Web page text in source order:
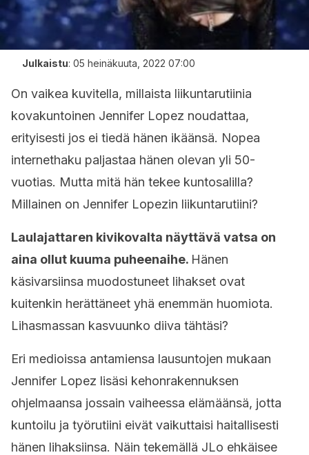
Julkaistu: 05 heinäkuuta, 2022 07:00
On vaikea kuvitella, millaista liikuntarutiinia
kovakuntoinen Jennifer Lopez noudattaa,
erityisesti jos ei tiedä hänen ikäänsä. Nopea
internethaku paljastaa hänen olevan yli 50-
vuotias. Mutta mitä hän tekee kuntosalilla?
Millainen on Jennifer Lopezin liikuntarutiini?
Laulajattaren kivikovalta näyttävä vatsa on
aina ollut kuuma puheenaihe. Hänen
käsivarsiinsa muodostuneet lihakset ovat
kuitenkin herättäneet yhä enemmän huomiota.
Lihasmassan kasvuunko diiva tähtäsi?
Eri medioissa antamiensa lausuntojen mukaan
Jennifer Lopez lisäsi kehonrakennuksen
ohjelmaansa jossain vaiheessa elämäänsä, jotta
kuntoilu ja työrutiini eivät vaikuttaisi haitallisesti
hänen lihaksiinsa. Näin tekemällä JLo ehkäisee